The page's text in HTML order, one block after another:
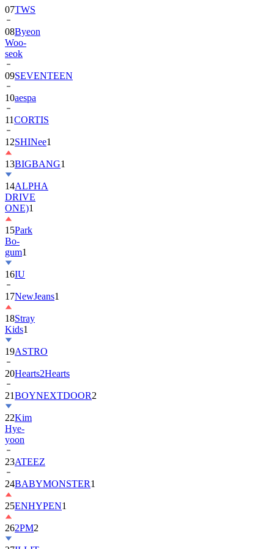
08Byeon
Woo-
seok
09SEVENTEEN
10aespa
11CORTIS
12SHINee1
13BIGBANG
14ALPHA
DRIVE
ONE)1
15Park
Bo-
gum1
16IU
17NewJeans
18Stray
Kids
19ASTRO
20Hearts2Hearts
21BOYNEXTDOOR
22Kim
Hye-
yoon
23ATEEZ
24BABYMONSTER
25ENHYPEN1
262PM2
27ILLIT